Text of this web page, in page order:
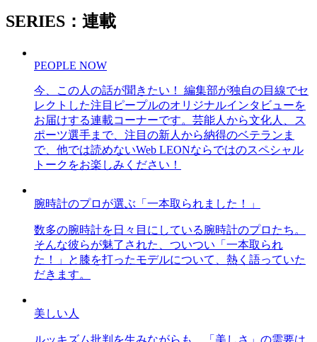
SERIES：連載
PEOPLE NOW
今、この人の話が聞きたい！ 編集部が独自の目線でセ
レクトした注目ピープルのオリジナルインタビューを
お届けする連載コーナーです。芸能人から文化人、ス
ポーツ選手まで、注目の新人から納得のベテランま
で、他では読めないWeb LEONならではのスペシャル
トークをお楽しみください！
腕時計のプロが選ぶ「一本取られました！」
数多の腕時計を日々目にしている腕時計のプロたち。
そんな彼らが魅了された、ついつい「一本取られ
た！」と膝を打ったモデルについて、熱く語っていた
だきます。
美しい人
ルッキズム批判を生みながらも、「美しさ」の需要は